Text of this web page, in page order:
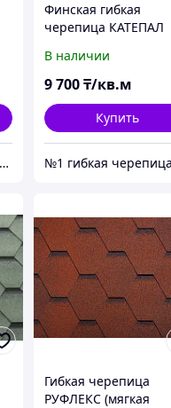
Кровельный центр №1 - Премиальные материалы, гибкая черепица, композитная черепица в Алматы
Финская гибкая
черепица КАТЕПАЛ
KATRILLI (Катрилли)
Осенне-Красный
В наличии
9 700 ₸/кв.м
Купить
Гибкая черепица
РУФЛЕКС (мягкая